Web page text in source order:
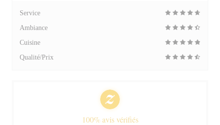
Service
Ambiance
Cuisine
Qualité/Prix
100% avis vérifiés